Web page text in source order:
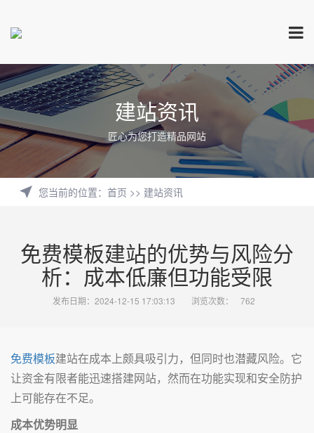
建站资讯
匠心为您打造精品网站
您当前的位置： 首页 >> 建站资讯
免费模板建站的优势与风险分
析：成本低廉但功能受限
发布日期：2024-12-15 17:03:13 浏览次数： 762
免费模板建站在成本上颇具吸引力，但同时也潜藏风险。它
让资金有限者能迅速搭建网站，然而在功能实现和安全防护
上可能存在不足。
成本优势明显